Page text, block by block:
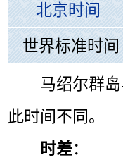
北京时间
世界标准时间
马绍尔群
此时间不同。
时差：